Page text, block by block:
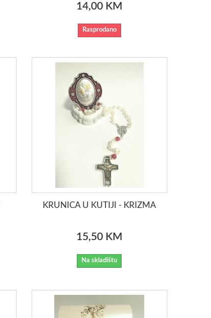
14,00 KM
Rasprodano
KRUNICA U KUTIJI - KRIZMA
15,50 KM
Na skladištu